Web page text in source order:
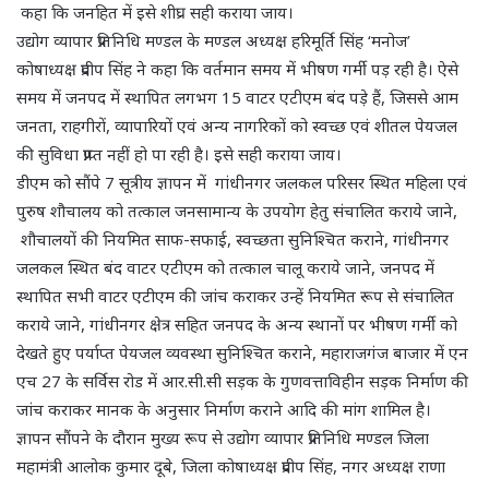
कहा कि जनहित में इसे शीघ्र सही कराया जाय।
उद्योग व्यापार प्रतिनिधि मण्डल के मण्डल अध्यक्ष हरिमूर्ति सिंह ‘मनोज’
कोषाध्यक्ष प्रदीप सिंह ने कहा कि वर्तमान समय में भीषण गर्मी पड़ रही है। ऐसे
समय में जनपद में स्थापित लगभग 15 वाटर एटीएम बंद पड़े हैं, जिससे आम
जनता, राहगीरों, व्यापारियों एवं अन्य नागरिकों को स्वच्छ एवं शीतल पेयजल
की सुविधा प्राप्त नहीं हो पा रही है। इसे सही कराया जाय।
डीएम को सौंपे 7 सूत्रीय ज्ञापन में गांधीनगर जलकल परिसर स्थित महिला एवं
पुरुष शौचालय को तत्काल जनसामान्य के उपयोग हेतु संचालित कराये जाने,
शौचालयों की नियमित साफ-सफाई, स्वच्छता सुनिश्चित कराने, गांधीनगर
जलकल स्थित बंद वाटर एटीएम को तत्काल चालू कराये जाने, जनपद में
स्थापित सभी वाटर एटीएम की जांच कराकर उन्हें नियमित रूप से संचालित
कराये जाने, गांधीनगर क्षेत्र सहित जनपद के अन्य स्थानों पर भीषण गर्मी को
देखते हुए पर्याप्त पेयजल व्यवस्था सुनिश्चित कराने, महाराजगंज बाजार में एन
एच 27 के सर्विस रोड में आर.सी.सी सड़क के गुणवत्ताविहीन सड़क निर्माण की
जांच कराकर मानक के अनुसार निर्माण कराने आदि की मांग शामिल है।
ज्ञापन सौंपने के दौरान मुख्य रूप से उद्योग व्यापार प्रतिनिधि मण्डल जिला
महामंत्री आलोक कुमार दूबे, जिला कोषाध्यक्ष प्रदीप सिंह, नगर अध्यक्ष राणा